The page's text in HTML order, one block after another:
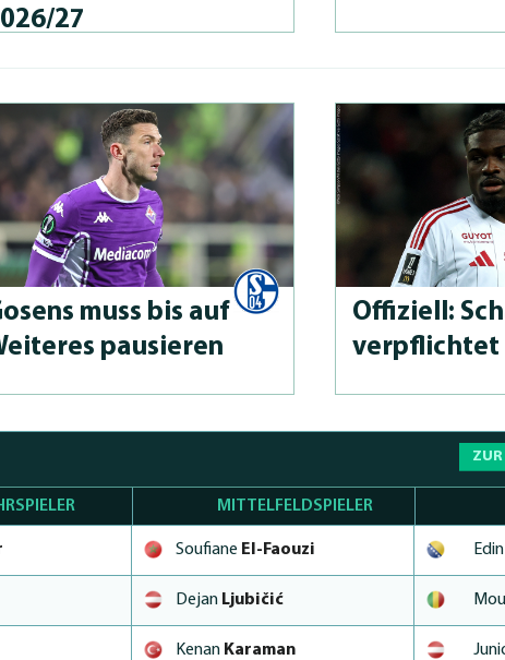
27
muss bis auf
pausieren
Offiziell:
verpflichtet
MITTELFELDSPIELER
Soufiane El-Faouzi Edin
Dejan Ljubičić
Kenan Karaman